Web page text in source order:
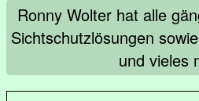
Ronny Wolter hat alle
Sichtschutzlösungen
und vieles